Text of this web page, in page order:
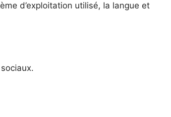
d’exploitation utilisé, la langue et